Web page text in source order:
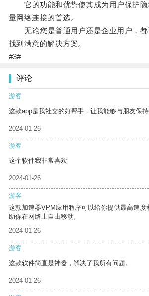
它的功能和优势使其成为用户保护隐
量网络连接的首选。
无论您是普通用户还是企业用户，都
找到满意的解决方案。
#3#
评论
游客
这款app是我社交的好帮手，让我能够与朋友保持
2024-01-26
游客
这个软件我非常喜欢
2024-01-26
游客
这款加速器VPM应用程序可以给你提供最高速度
助你在网络上自由移动。
2024-01-26
游客
这款软件简直是神器，解决了我所有问题。
2024-01-26